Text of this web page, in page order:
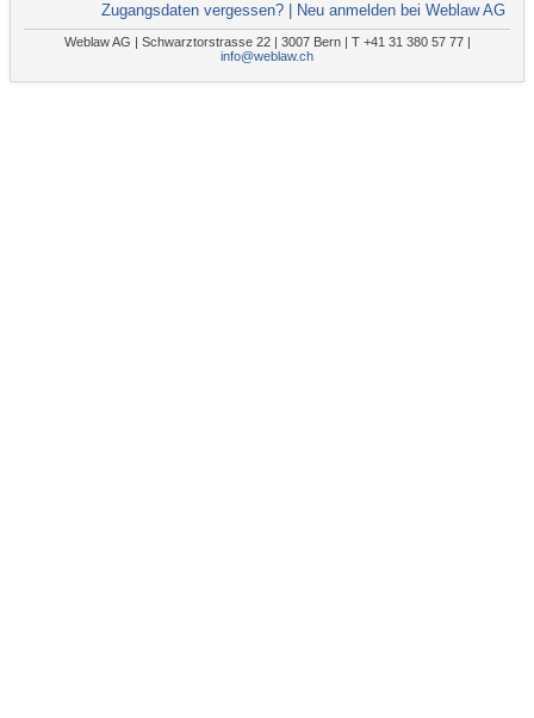
Zugangsdaten vergessen? Neu anmelden bei Weblaw AG
Weblaw AG | Schwarztorstrasse 22 | 3007 Bern | T +41 31 380 57 77 |
info@weblaw.ch